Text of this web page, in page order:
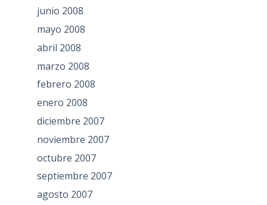
junio 2008
mayo 2008
abril 2008
marzo 2008
febrero 2008
enero 2008
diciembre 2007
noviembre 2007
octubre 2007
septiembre 2007
agosto 2007